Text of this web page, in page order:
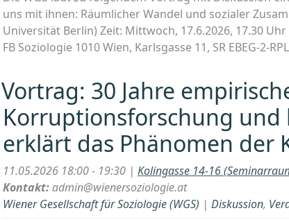
uns mit ihnen: Räumlicher Wandel und sozialer
Universität Berlin) Zeit: Mittwoch, 17.6.2026, 17.30
FB Soziologie 1010 Wien, Karlsgasse 11, SR EBEG-2-
Vortrag: 30 Jahre
Korruptionsforschung und
erklärt das Phänomen der
11.05.2026 18:00 - 19:30 | Kolingasse 14-16
Kontakt:admin@wienersoziologie.at
Wiener Gesellschaft für Soziologie (WGS) | Diskussion,